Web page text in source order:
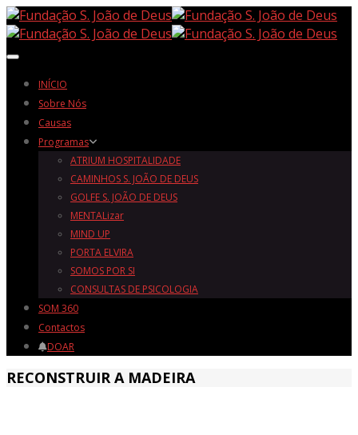
Toggle navigation
INÍCIO
Sobre Nós
Causas
Programas
ATRIUM HOSPITALIDADE
CAMINHOS S. JOÃO DE DEUS
GOLFE S. JOÃO DE DEUS
MENTALizar
MIND UP
PORTA ELVIRA
SOMOS POR SI
CONSULTAS DE PSICOLOGIA
SOM 360
Contactos
DOAR
RECONSTRUIR A MADEIRA